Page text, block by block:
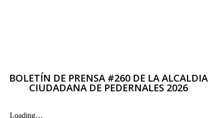
BOLETÍN DE PRENSA #260 DE LA ALCALDIA
CIUDADANA DE PEDERNALES 2026